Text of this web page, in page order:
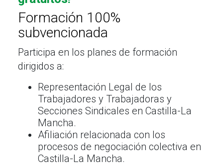
Formación 100%
subvencionada
Participa en los planes de formación
dirigidos a:
Representación Legal de los
Trabajadores y Trabajadoras y
Secciones Sindicales en Castilla-La
Mancha.
Afiliación relacionada con los
procesos de negociación colectiva en
Castilla-La Mancha.